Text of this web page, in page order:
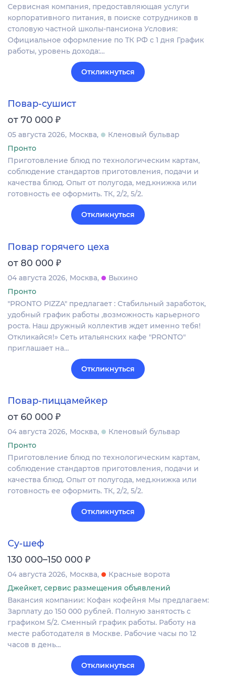
Сервисная компания, предоставляющая услуги
корпоративного питания, в поиске сотрудников в
столовую частной школы-пансиона Условия:
Официальное оформление по ТК РФ с 1 дня График
работы, уровень дохода:…
Откликнуться
Повар-сушист
от 70 000 ₽
05 августа 2026 Москва
Кленовый бульвар
Пронто
Приготовление блюд по технологическим картам,
соблюдение стандартов приготовления, подачи и
качества блюд. Опыт от полугода, мед.книжка или
готовность ее оформить. ТК, 2/2, 5/2.
Откликнуться
Повар горячего цеха
от 80 000 ₽
04 августа 2026 Москва
Выхино
Пронто
"PRONTO PIZZA" предлагает : Стабильный заработок,
удобный график работы ,возможность карьерного
роста. Наш дружный коллектив ждет именно тебя!
Откликайся!» Сеть итальянских кафе "PRONTO"
приглашает на…
Откликнуться
Повар-пиццамейкер
от 60 000 ₽
04 августа 2026 Москва
Кленовый бульвар
Пронто
Приготовление блюд по технологическим картам,
соблюдение стандартов приготовления, подачи и
качества блюд. Опыт от полугода, мед.книжка или
готовность ее оформить. ТК, 2/2, 5/2.
Откликнуться
Су-шеф
130 000–150 000 ₽
04 августа 2026 Москва
Красные ворота
Джейкет, сервис размещения объявлений
Вакансия компании: Кофан кофейня Мы предлагаем:
Зарплату до 150 000 рублей. Полную занятость с
графиком 5/2. Сменный график работы. Работу на
месте работодателя в Москве. Рабочие часы по 12
часов в день…
Откликнуться